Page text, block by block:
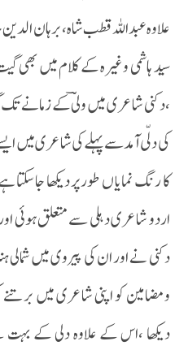
علاوہ عبد اللہ قطب شاہ ،برہان
سید ہاشمی وغیرہ کے کلام میں بھی
،دکنی شاعری میں ولیؔ کے زمانے تک
کی دلّی آمد سے پہلے کی شاعری میں
کا رنگ نمایا ں طور پر دیکھا
اردو شاعری دہلی سے متعلق ہوئی
دکنی نے اور ان کی پیروی میں
ومضامین کو اپنی شاعری میں
دیکھا ،اس کے علاوہ دلی کے